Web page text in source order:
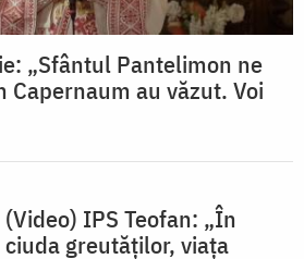
„Sfântul Pantelimon ne
au văzut. Voi
(Video) IPS Teofan: „În
ciuda greutăților, viața